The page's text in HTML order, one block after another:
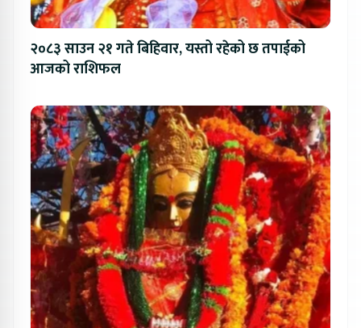
२०८३ साउन २१ गते बिहिवार, यस्तो रहेको छ तपाईको
आजको राशिफल